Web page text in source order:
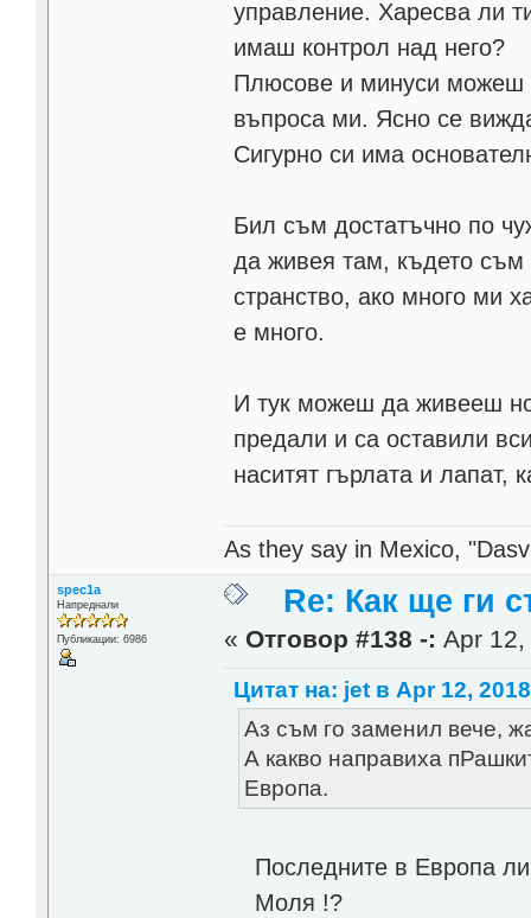
управление. Харесва ли
имаш контрол над него?
Плюсове и минуси можеш
въпроса ми. Ясно се
Сигурно си има
Бил съм достатъчно по
да живея там, където
странство, ако много ми
е много.
И тук можеш да живееш
предали и са оставили
наситят гърлата и лапат,
As they say in Mexico,
spec1a
Напреднали
Публикации: 6986
Re: Как ще ги
« Отговор #138 -: Apr
Цитат на: jet в Apr 12,
Аз съм го заменил вече,
А какво направиха
Европа.
Последните в Европа
Моля !?